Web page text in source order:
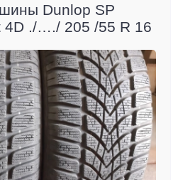
Dunlop SP
4D ./…./ 205 /55 R 16